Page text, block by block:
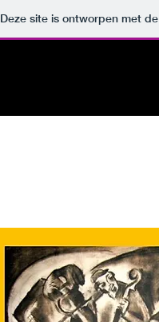
Deze site is ontworpen met de